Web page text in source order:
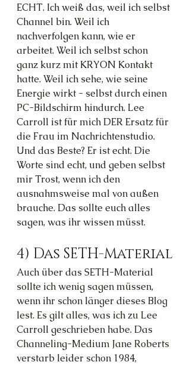
ECHT. Ich weiß das, weil ich selbst
Channel bin. Weil ich
nachverfolgen kann, wie er
arbeitet. Weil ich selbst schon
ganz kurz mit KRYON Kontakt
hatte. Weil ich sehe, wie seine
Energie wirkt - selbst durch einen
PC-Bildschirm hindurch. Lee
Carroll ist für mich DER Ersatz für
die Frau im Nachrichtenstudio.
Und das Beste? Er ist echt. Die
Worte sind echt, und geben selbst
mir Trost, wenn ich den
ausnahmsweise mal von außen
brauche. Das sollte euch alles
sagen, was ihr wissen müsst.
4) Das SETH-Material
Auch über das SETH-Material
sollte ich wenig sagen müssen,
wenn ihr schon länger dieses Blog
lest. Es gilt alles, was ich zu Lee
Carroll geschrieben habe. Das
Channeling-Medium Jane Roberts
verstarb leider schon 1984,